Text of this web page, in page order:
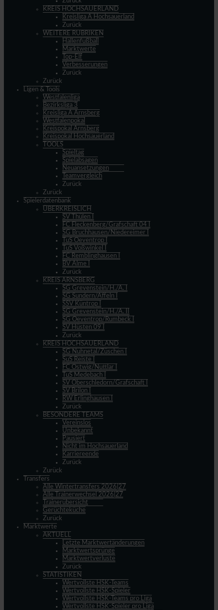
KREIS HOCHSAUERLAND
Kreisliga A Hochsauerland
Zurück
WEITERE RUBRIKEN
Hallenfußball
Marktwerte
Top-Elf
Verbesserungen
Zurück
Zurück
Ligen & Tools
Westfalenliga
Bezirksliga 3
Kreisliga A Arnsberg
Westfalenpokal
Kreispokal Arnsberg
Kreispokal Hochsauerland
TOOLS
Spieltag
Spielabsagen
Neuansetzungen
Teamvergleich
Zurück
Zurück
Spielerdatenbank
ÜBERKREISLICH
SV Thülen I
FC Fleckenberg/Grafschaft 04 I
SG Bruchhausen/Niedereimer I
TuS Oeventrop I
TuS Voßwinkel I
FC Remblinghausen I
BV Alme I
Zurück
KREIS ARNSBERG
SG Grevenstein/H./A. I
SG Sundern/Affeln I
SSV Küntrop I
SG Grevenstein/H./A. II
SG Oeventrop/Rumbeck I
SV Hüsten 09 I
Zurück
KREIS HOCHSAUERLAND
SG Nuhnetal/Züschen I
SuS Reiste I
FC Ostwig/Nuttlar I
TuS Medebach I
SV Oberschledorn/Grafschaft I
SV Brilon I
RW Erlinghausen I
Zurück
BESONDERE TEAMS
Vereinslos
Unbekannt
Pausiert
Nicht im Hochsauerland
Karriereende
Zurück
Zurück
Transfers
Alle Wintertransfers 2026|27
Alle Trainerwechsel 2026|27
Trainerübersicht
Gerüchteküche
Zurück
Marktwerte
AKTUELL
Letzte Marktwertänderungen
Marktwertsprünge
Marktwertverluste
Zurück
STATISTIKEN
Wertvollste HSK-Teams
Wertvollste HSK-Spieler
Wertvollste HSK-Teams pro Liga
Wertvollste HSK-Spieler pro Liga